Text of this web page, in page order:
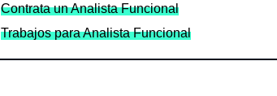
Contrata un Analista Funcional
Trabajos para Analista Funcional